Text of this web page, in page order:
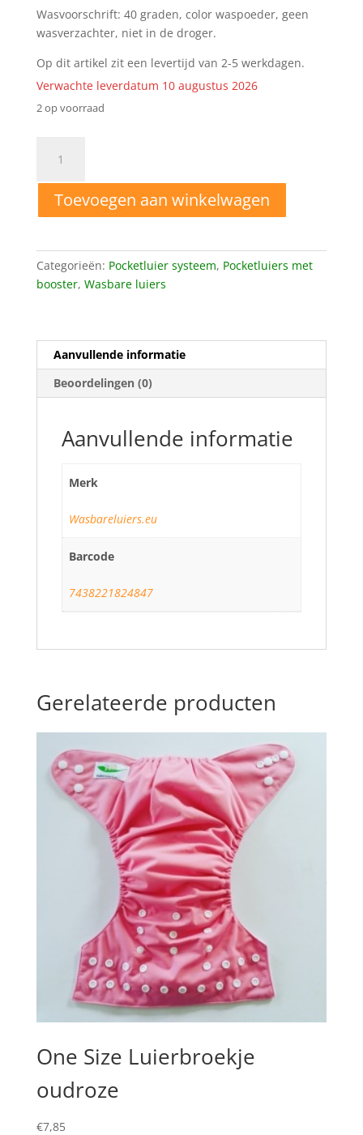
Wasvoorschrift: 40 graden, color waspoeder, geen
wasverzachter, niet in de droger.
Op dit artikel zit een levertijd van 2-5 werkdagen.
Verwachte leverdatum 10 augustus 2026
2 op voorraad
Size
Pocket
luier
aantal
Toevoegen aan winkelwagen
Categorieën: Pocketluier systeem, Pocketluiers met
booster, Wasbare luiers
Aanvullende informatie
Beoordelingen (0)
Aanvullende informatie
Merk
Wasbareluiers.eu
Barcode
7438221824847
Gerelateerde producten
One Size Luierbroekje
oudroze
€7,85